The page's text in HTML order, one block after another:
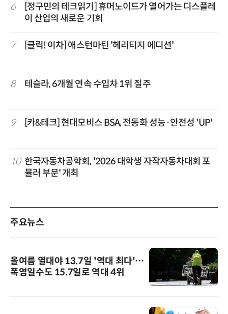
6
[정구민의 테크읽기] 휴머노이드가 열어가는 디스플레
이 산업의 새로운 기회
7 [클릭! 이차] 애스턴마틴 '헤리티지 에디션'
8 테슬라, 6개월 연속 수입차 1위 질주
9 [카&테크] 현대모비스 BSA, 전동화 성능·안전성 'UP'
10 한국자동차공학회, '2026 대학생 자작자동차대회 포
뮬러 부문' 개최
주요뉴스
올여름 열대야 13.7일 '역대 최다'…
폭염일수도 15.7일로 역대 4위